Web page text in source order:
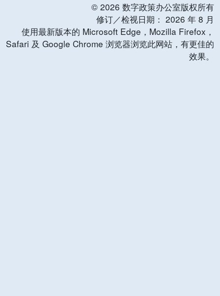
© 2026 数字政策办公室版权所有
修订／检视日期： 2026 年 8 月
使用最新版本的 Microsoft Edge，Mozilla Firefox，
Safari 及 Google Chrome 浏览器浏览此网站，有更佳的
效果。